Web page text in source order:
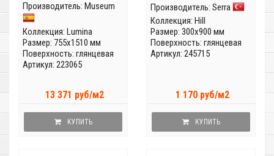
Производитель: Museum
Коллекция: Lumina
Размер: 755x1510 мм
Поверхность: глянцевая
Артикул: 223065
13 371 руб/м2
КУПИТЬ
Производитель: Serra
Коллекция: Hill
Размер: 300x900 мм
Поверхность: глянцевая
Артикул: 245715
1 170 руб/м2
КУПИТЬ